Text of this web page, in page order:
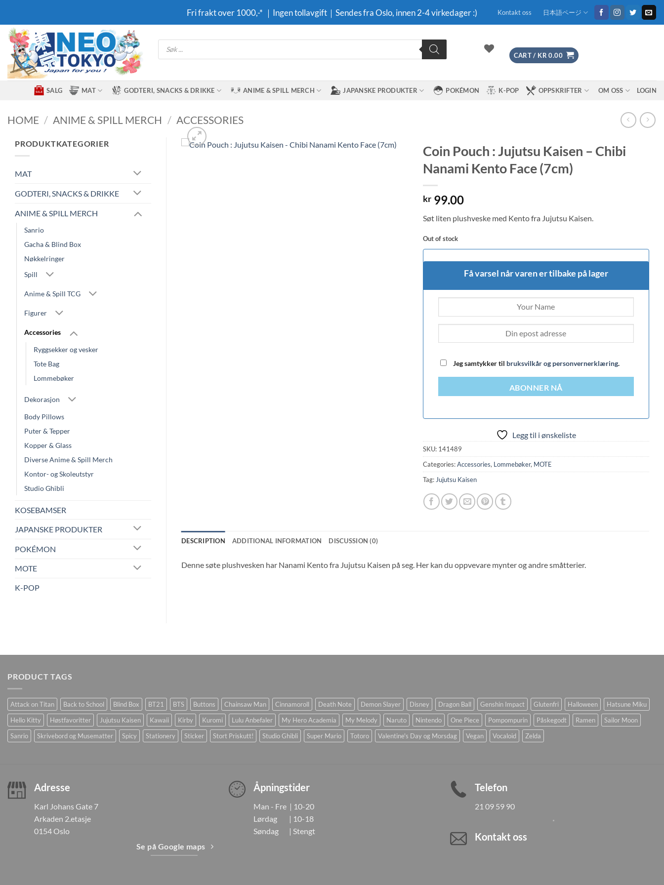
content
Fri frakt over 1000,-* ｜Ingen tollavgift｜Sendes fra Oslo, innen 2-4 virkedager :) Kontakt oss 日本語ページ
Products
search
CART / KR 0.00
SALG MAT GODTERI, SNACKS & DRIKKE ANIME & SPILL MERCH JAPANSKE PRODUKTER POKÉMON K-POP OPPSKRIFTER OM OSS LOGIN
HOME / ANIME & SPILL MERCH / ACCESSORIES
PRODUKTKATEGORIER
MAT
GODTERI, SNACKS & DRIKKE
ANIME & SPILL MERCH
Sanrio
Gacha & Blind Box
Nøkkelringer
Spill
Anime & Spill TCG
Figurer
Accessories
Ryggsekker og vesker
Tote Bag
Lommebøker
Dekorasjon
Body Pillows
Puter & Tepper
Kopper & Glass
Diverse Anime & Spill Merch
Kontor- og Skoleutstyr
Studio Ghibli
KOSEBAMSER
JAPANSKE PRODUKTER
POKÉMON
MOTE
K-POP
Coin Pouch : Jujutsu Kaisen – Chibi
Nanami Kento Face (7cm)
kr99.00
Søt liten plushveske med Kento fra Jujutsu Kaisen.
Out of stock
Få varsel når varen er tilbake på lager
Jeg samtykker til bruksvilkår og personvernerklæring.
ABONNER NÅ
Legg til i ønskeliste
SKU: 141489
Categories:Accessories, Lommebøker, MOTE
Tag:Jujutsu Kaisen
DESCRIPTION ADDITIONAL INFORMATION DISCUSSION (0)
Denne søte plushvesken har Nanami Kento fra Jujutsu Kaisen på seg. Her kan du oppvevare mynter og andre småtterier.
PRODUCT TAGS
Attack on Titan Back to School Blind Box BT21 BTS Buttons Chainsaw Man Cinnamoroll Death Note Demon Slayer Disney Dragon Ball Genshin Impact Glutenfri Halloween
Hatsune Miku
Hello Kitty
Høstfavoritter Jujutsu Kaisen Kawaii Kirby Kuromi Lulu Anbefaler My Hero Academia My Melody Naruto Nintendo One Piece Pompompurin Påskegodt Ramen
Sailor Moon
Sanrio
Skrivebord og Musematter Spicy Stationery Sticker Stort Priskutt! Studio Ghibli Super Mario Totoro Valentine's Day og Morsdag Vegan Vocaloid Zelda
Adresse
Karl Johans Gate 7
Arkaden 2.etasje
0154 Oslo
Se på Google maps
Åpningstider
Man - Fre | 10-20
Lørdag | 10-18
Søndag | Stengt
Telefon
21 09 59 90
Kontakt oss